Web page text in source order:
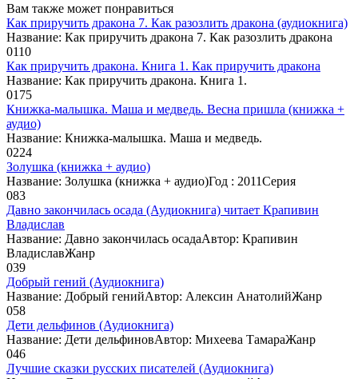
Вам также может понравиться
Как приручить дракона 7. Как разозлить дракона (аудиокнига)
Название: Как приручить дракона 7. Как разозлить дракона
0110
Как приручить дракона. Книга 1. Как приручить дракона
Название: Как приручить дракона. Книга 1.
0175
Книжка-малышка. Маша и медведь. Весна пришла (книжка +
аудио)
Название: Книжка-малышка. Маша и медведь.
0224
Золушка (книжка + аудио)
Название: Золушка (книжка + аудио)Год : 2011Серия
083
Давно закончилась осада (Аудиокнига) читает Крапивин
Владислав
Название: Давно закончилась осадаАвтор: Крапивин
ВладиславЖанр
039
Добрый гений (Аудиокнига)
Название: Добрый генийАвтор: Алексин АнатолийЖанр
058
Дети дельфинов (Аудиокнига)
Название: Дети дельфиновАвтор: Михеева ТамараЖанр
046
Лучшие сказки русских писателей (Аудиокнига)